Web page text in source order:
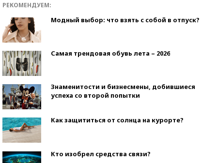
РЕКОМЕНДУЕМ:
Модный выбор: что взять с собой в отпуск?
Самая трендовая обувь лета – 2026
Знаменитости и бизнесмены, добившиеся
успеха со второй попытки
Как защититься от солнца на курорте?
Кто изобрел средства связи?